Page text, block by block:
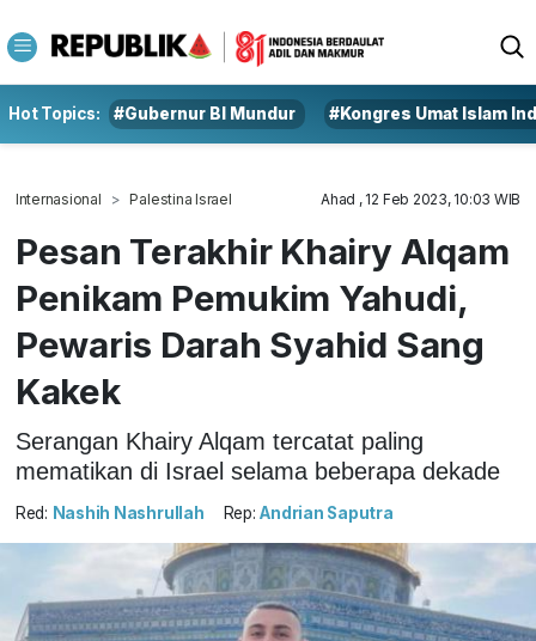
Hot Topics: #Gubernur BI Mundur #Kongres Umat Islam
Internasional Palestina Israel Ahad , 12 Feb 2023, 10:03 WIB
Pesan Terakhir Khairy Alqam
Penikam Pemukim Yahudi,
Pewaris Darah Syahid Sang
Kakek
Serangan Khairy Alqam tercatat paling
mematikan di Israel selama beberapa dekade
Red: Nashih Nashrullah Rep: Andrian Saputra